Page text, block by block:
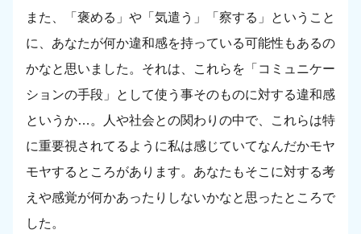
また、「褒める」や「気遣う」「察する」ということ
に、あなたが何か違和感を持っている可能性もあるの
かなと思いました。それは、これらを「コミュニケー
ションの手段」として使う事そのものに対する違和感
というか…。人や社会との関わりの中で、これらは特
に重要視されてるように私は感じていてなんだかモヤ
モヤするところがあります。あなたもそこに対する考
えや感覚が何かあったりしないかなと思ったところで
した。